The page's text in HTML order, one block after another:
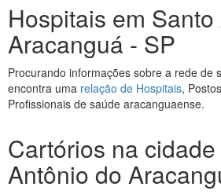
Hospitais em
Aracanguá - SP
Procurando informações sobre a rede de
encontra uma relação de Hospitais,
Profissionais de saúde aracanguaense.
Cartórios na
Antônio do